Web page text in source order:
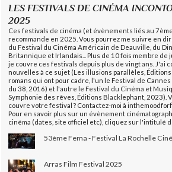
LES FESTIVALS DE CINÉMA
2025
Ces festivals de cinéma (et évènements liés au
recommande en 2025. Vous pourrez me suivre en
du Festival du Cinéma Américain de Deauville, du
Britannique et Irlandais... Plus de 10 fois membre de
je couvre ces festivals depuis plus de vingt ans. J'ai
nouvelles à ce sujet (Les illusions parallèles,
romans qui ont pour cadre, l'un le Festival de Cannes
du 38, 2016) et l'autre le Festival du Cinéma et
Symphonie des rêves, Éditions Blacklephant, 2023).
couvre votre festival ? Contactez-moi à
Pour en savoir plus sur un évènement
cinéma (dates, site officiel etc), cliquez sur l'intitulé
53ème Fema - Festival La Rochelle
Arras Film Festival 2025